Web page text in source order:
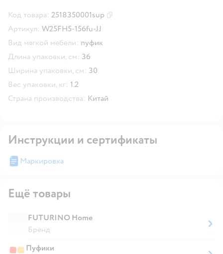
Код товара: 2518350001sup
Артикул: W25FH5-156fu-JJ
Вид мягкой мебели: пуфик
Длина упаковки, см: 36
Ширина упаковки, см: 30
Вес упаковки, кг: 1.2
Страна производства: Китай
Инструкции и сертификаты
Маркировка
Ещё товары
FUTURINO Home
Бренд
Пуфики